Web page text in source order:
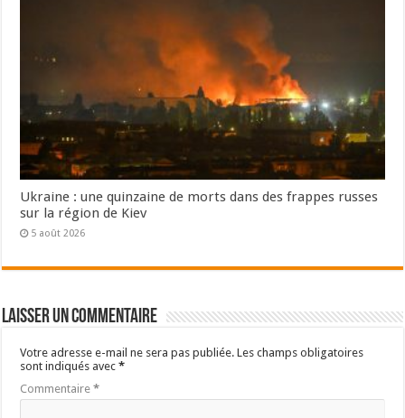
Ukraine : une quinzaine de morts dans des frappes russes
sur la région de Kiev
5 août 2026
Laisser un commentaire
Votre adresse e-mail ne sera pas publiée. Les champs obligatoires
sont indiqués avec*
Commentaire*